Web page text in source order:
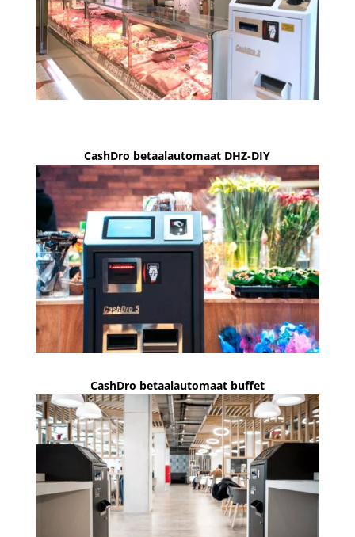
CashDro betaalautomaat DHZ-DIY
CashDro betaalautomaat buffet